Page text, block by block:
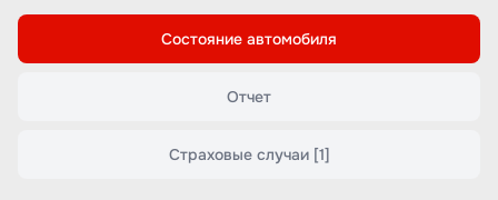
Состояние автомобиля
Отчет
Страховые случаи [1]